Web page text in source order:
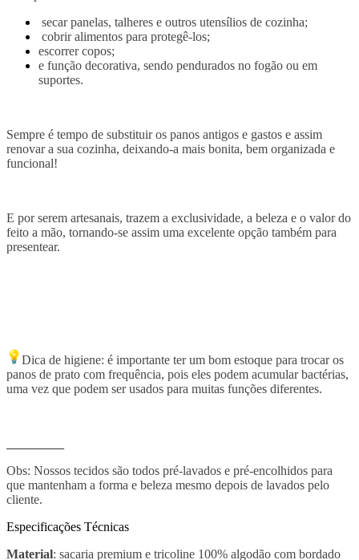
secar panelas, talheres e outros utensílios de cozinha;
cobrir alimentos para protegê-los;
escorrer copos;
e função decorativa, sendo pendurados no fogão ou em
suportes.
Sempre é tempo de substituir os panos antigos e gastos e assim
renovar a sua cozinha, deixando-a mais bonita, bem organizada e
funcional!
E por serem artesanais, trazem a exclusividade, a beleza e o valor do
feito a mão, tornando-se assim uma excelente opção também para
presentear.
Dica de higiene: é importante ter um bom estoque para trocar os
panos de prato com frequência, pois eles podem acumular bactérias,
uma vez que podem ser usados para muitas funções diferentes.
Obs: Nossos tecidos são todos pré-lavados e pré-encolhidos para
que mantenham a forma e beleza mesmo depois de lavados pelo
cliente.
Especificações Técnicas
Material: sacaria premium e tricoline 100% algodão com bordado